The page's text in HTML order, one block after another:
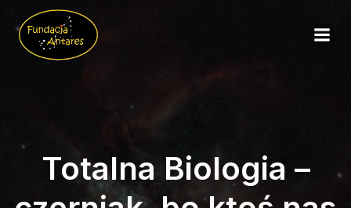
Totalna Biologia –